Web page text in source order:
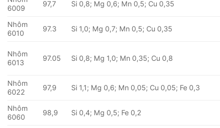
6009
97,7 Si 0,8; Mg 0,6; Mn 0,5; Cu 0,35
Nhôm
6010
97.3 Si 1,0; Mg 0,7; Mn 0,5; Cu 0,35
Nhôm
6013
97.05 Si 0,8; Mg 1,0; Mn 0,35; Cu 0,8
Nhôm
6022
97,9 Si 1,1; Mg 0,6; Mn 0,05; Cu 0,05; Fe 0,3
Nhôm
6060
98,9 Si 0,4; Mg 0,5; Fe 0,2